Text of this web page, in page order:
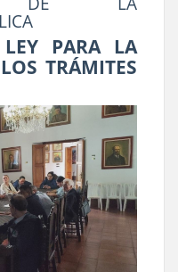
PARA LA
TRÁMITES